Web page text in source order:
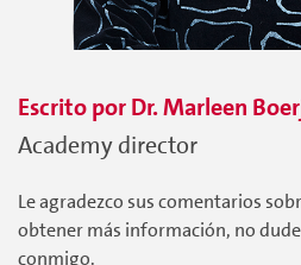
Escrito porDr. Marleen
Academy director
Le agradezco sus comentarios
obtener más información, no
conmigo.